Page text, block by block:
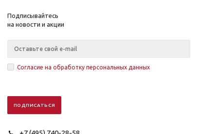
Подписывайтесь
на новости и акции
Согласие на обработку персональных данных